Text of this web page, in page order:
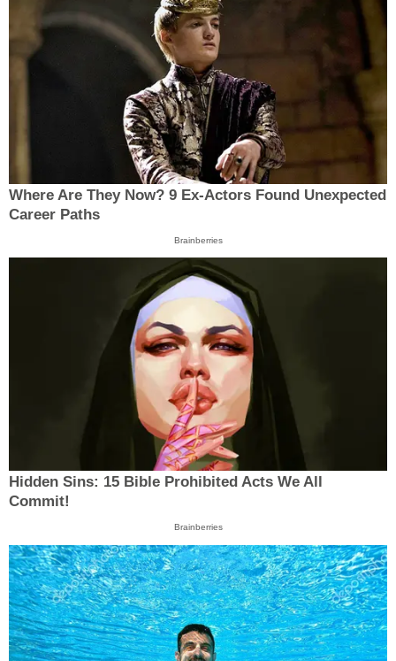
Where Are They Now? 9 Ex-Actors Found Unexpected
Career Paths
Brainberries
Hidden Sins: 15 Bible Prohibited Acts We All
Commit!
Brainberries